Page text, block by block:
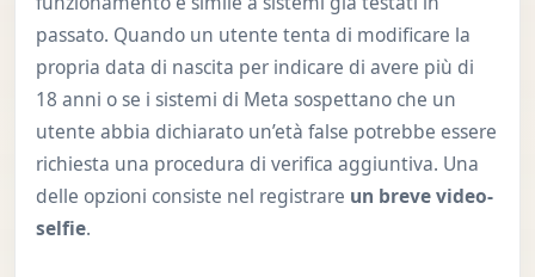
passato. Quando un utente tenta di modificare la
propria data di nascita per indicare di avere più di
18 anni o se i sistemi di Meta sospettano che un
utente abbia dichiarato un’età false potrebbe essere
richiesta una procedura di verifica aggiuntiva. Una
delle opzioni consiste nel registrare un breve video-
selfie.